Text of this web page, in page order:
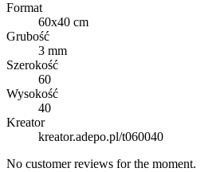
Format
60x40 cm
Grubość
3 mm
Szerokość
60
Wysokość
40
Kreator
kreator.adepo.pl/t060040
No customer reviews for the moment.